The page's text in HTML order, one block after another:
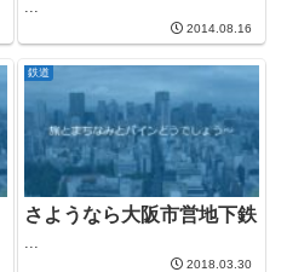
2014.08.16
鉄道
さようなら大阪市営地下鉄
2018.03.30